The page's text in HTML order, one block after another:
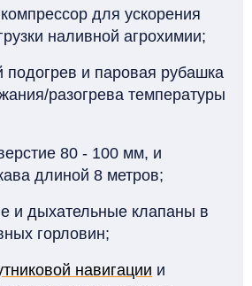
для ускорения
наливной агрохимии;
и паровая рубашка
разогрева температуры
80 - 100 мм, и
длиной 8 метров;
и дыхательные клапаны в
горловин;
навигации и